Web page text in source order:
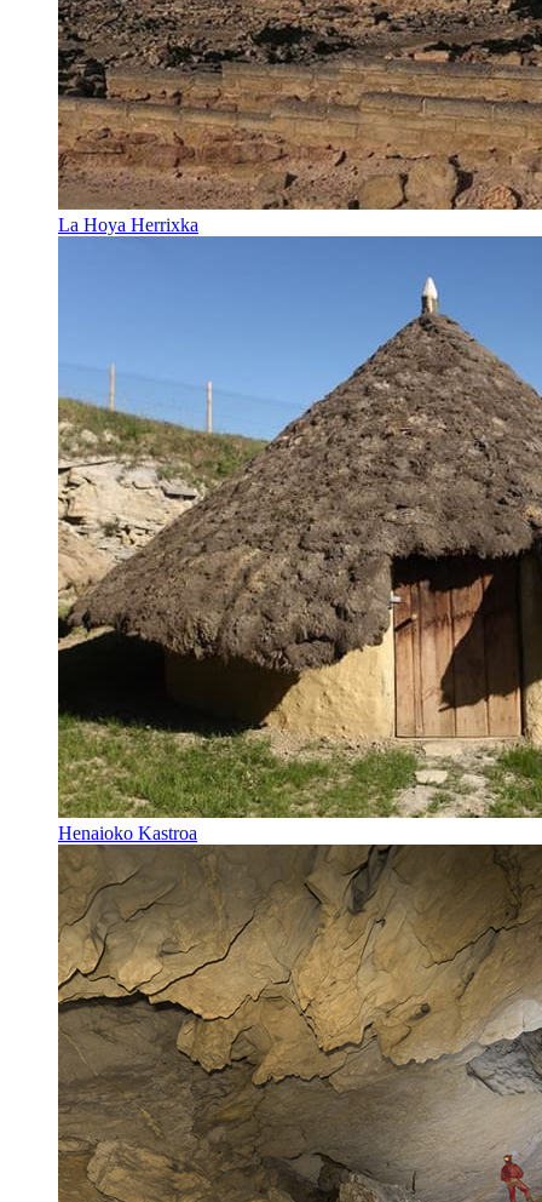
La Hoya Herrixka
Henaioko Kastroa